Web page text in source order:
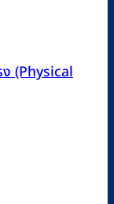
(Physical